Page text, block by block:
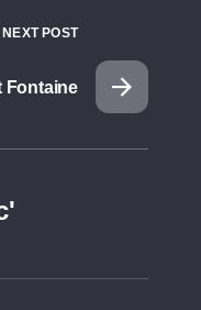
NEXT POST
Fontaine